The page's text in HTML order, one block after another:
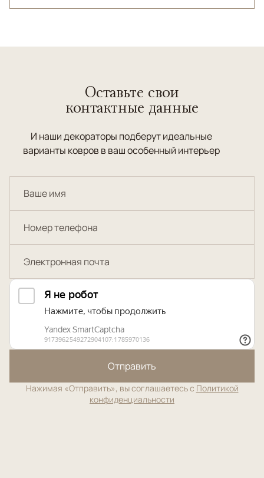
Оставьте свои
контактные данные
И наши декораторы подберут идеальные
варианты ковров в ваш особенный интерьер
Отправить
Нажимая «Отправить», вы соглашаетесь с Политикой
конфиденциальности